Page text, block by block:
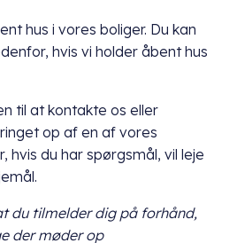
hus i vores boliger. Du kan
hvis vi holder åbent hus
til at kontakte os eller
op af en af vores
hvis du har spørgsmål, vil leje
dutilmelder dig på forhånd,
der møder op